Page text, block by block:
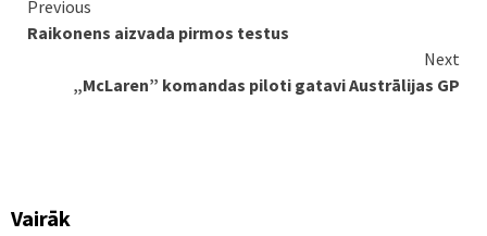
Continue
Reading
Previous
Raikonens aizvada pirmos testus
Next
„McLaren” komandas piloti gatavi Austrālijas GP
Vairāk